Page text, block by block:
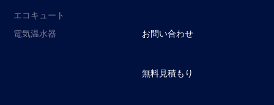
エコキュート
電気温水器
お問い合わせ
無料見積もり